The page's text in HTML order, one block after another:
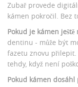
Zubař provede
kámen pokročil. Bez
Pokud je kámen ještě
dentinu - může být
fazetu znovu přilepit.
tehdy, když není
Pokud kámen dosáhl